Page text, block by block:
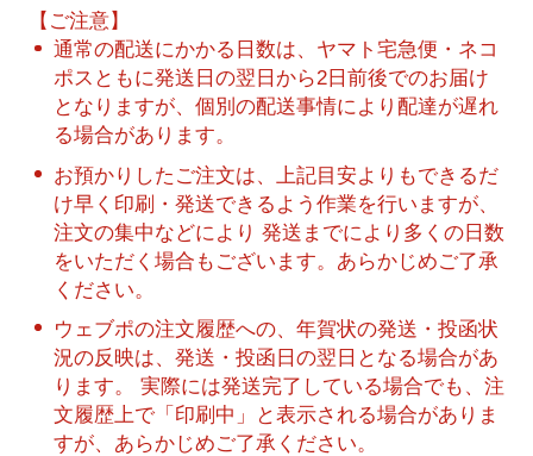
【ご注意】
通常の配送にかかる日数は、ヤマト宅急便・ネコ
ポスともに発送日の翌日から2日前後でのお届け
となりますが、個別の配送事情により配達が遅れ
る場合があります。
お預かりしたご注文は、上記目安よりもできるだ
け早く印刷・発送できるよう作業を行いますが、
注文の集中などにより 発送までにより多くの日数
をいただく場合もございます。あらかじめご了承
ください。
ウェブポの注文履歴への、年賀状の発送・投函状
況の反映は、発送・投函日の翌日となる場合があ
ります。 実際には発送完了している場合でも、注
文履歴上で「印刷中」と表示される場合がありま
すが、あらかじめご了承ください。